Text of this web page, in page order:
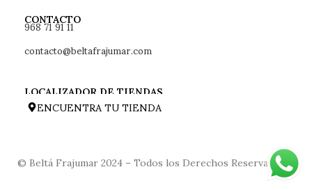
CONTACTO
968 71 91 11
contacto@beltafrajumar.com
LOCALIZADOR DE TIENDAS
ENCUENTRA TU TIENDA
© Beltá Frajumar 2024 – Todos los Derechos Reservados